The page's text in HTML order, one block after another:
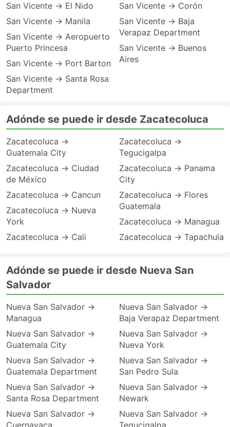
San Vicente → El Nido
San Vicente → Manila
San Vicente → Aeropuerto
Puerto Princesa
San Vicente → Port Barton
San Vicente → Santa Rosa
Department
San Vicente → Corón
San Vicente → Baja
Verapaz Department
San Vicente → Buenos
Aires
Adónde se puede ir desde Zacatecoluca
Zacatecoluca →
Guatemala City
Zacatecoluca → Ciudad
de México
Zacatecoluca → Cancun
Zacatecoluca → Nueva
York
Zacatecoluca → Cali
Zacatecoluca →
Tegucigalpa
Zacatecoluca → Panama
City
Zacatecoluca → Flores
Guatemala
Zacatecoluca → Managua
Zacatecoluca → Tapachula
Adónde se puede ir desde Nueva San
Salvador
Nueva San Salvador →
Managua
Nueva San Salvador →
Guatemala City
Nueva San Salvador →
Guatemala Department
Nueva San Salvador →
Santa Rosa Department
Nueva San Salvador →
Cuernavaca
Nueva San Salvador →
Baja Verapaz Department
Nueva San Salvador →
Nueva York
Nueva San Salvador →
San Pedro Sula
Nueva San Salvador →
Newark
Nueva San Salvador →
Tegucigalpa